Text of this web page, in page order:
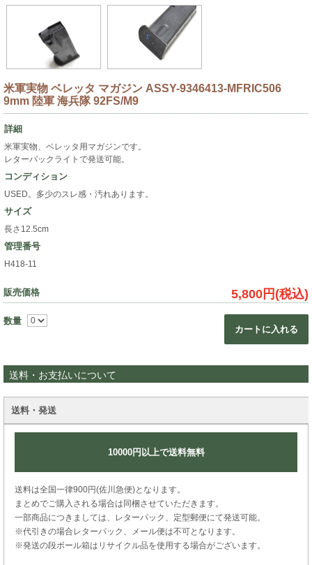
米軍実物 ベレッタ マガジン ASSY-9346413-MFRIC506
9mm 陸軍 海兵隊 92FS/M9
詳細
米軍実物、ベレッタ用マガジンです。
レターパックライトで発送可能。
コンディション
USED。多少のスレ感・汚れあります。
サイズ
長さ12.5cm
管理番号
H418-11
販売価格 5,800円(税込)
数量
カートに入れる
送料・お支払いについて
送料・発送
10000円以上で送料無料
送料は全国一律900円(佐川急便)となります。
まとめでご購入される場合は同梱させていただきます。
一部商品につきましては、レターパック、定型郵便にて発送可能。
※代引きの場合レターパック、メール便は不可となります。
※発送の段ボール箱はリサイクル品を使用する場合がございます。